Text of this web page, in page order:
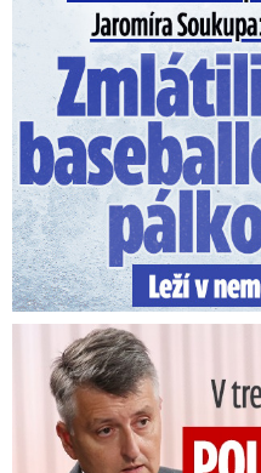
V trezoru měl 80 milionů: